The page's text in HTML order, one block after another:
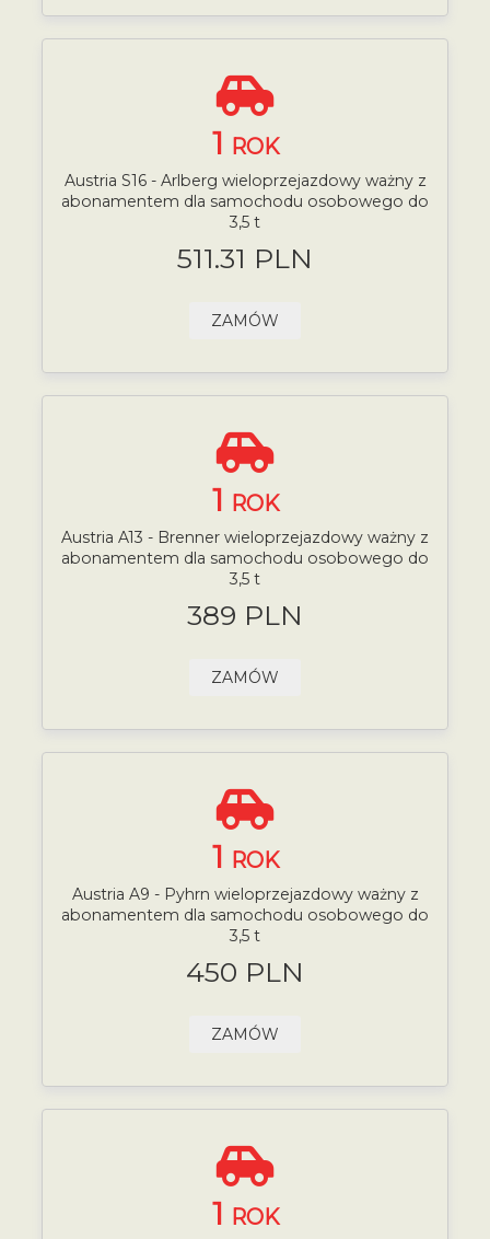
1 ROK
Austria S16 - Arlberg wieloprzejazdowy ważny z
abonamentem dla samochodu osobowego do
3,5 t
511.31 PLN
ZAMÓW
1 ROK
Austria A13 - Brenner wieloprzejazdowy ważny z
abonamentem dla samochodu osobowego do
3,5 t
389 PLN
ZAMÓW
1 ROK
Austria A9 - Pyhrn wieloprzejazdowy ważny z
abonamentem dla samochodu osobowego do
3,5 t
450 PLN
ZAMÓW
1 ROK